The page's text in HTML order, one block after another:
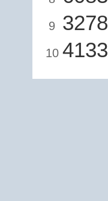
9 3278
10 4133